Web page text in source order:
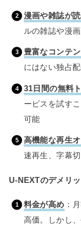
漫画や雑誌が
ルの雑誌や漫
豊富なコンテ
にはない独占
31日間の無料
ービスを試す
可能
高機能な再生
速再生、字幕
U-NEXTのデメリ
料金が高め ：
高価。しかし